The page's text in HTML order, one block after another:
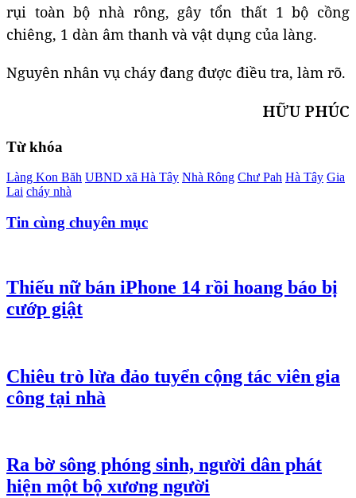
rụi toàn bộ nhà rông, gây tổn thất 1 bộ cồng
chiêng, 1 dàn âm thanh và vật dụng của làng.
Nguyên nhân vụ cháy đang được điều tra, làm rõ.
HỮU PHÚC
Từ khóa
Làng Kon Băh UBND xã Hà Tây Nhà Rông Chư Pah Hà Tây Gia
Lai cháy nhà
Tin cùng chuyên mục
Thiếu nữ bán iPhone 14 rồi hoang báo bị
cướp giật
Chiêu trò lừa đảo tuyển cộng tác viên gia
công tại nhà
Ra bờ sông phóng sinh, người dân phát
hiện một bộ xương người